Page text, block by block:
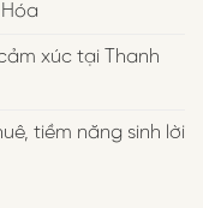
xúc tại Thanh
tiềm năng sinh lời